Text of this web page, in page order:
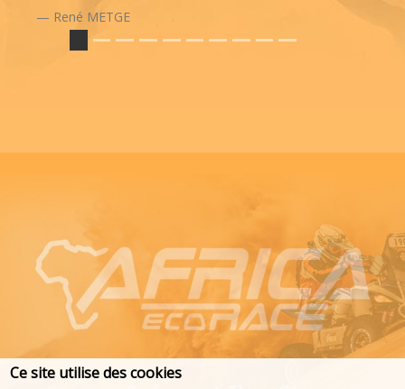
René METGE
Ce site utilise des cookies